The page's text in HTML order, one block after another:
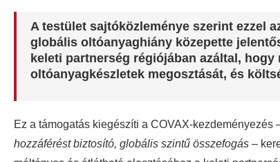
A testület sajtóközleménye szerint ezzel
globális oltóanyaghiány közepette
keleti partnerség régiójában azáltal,
oltóanyagkészletek megosztását, és
Ez a támogatás kiegészíti a COVAX-kezdeményezés
hozzáférést biztosító, globális szintű összefogás –